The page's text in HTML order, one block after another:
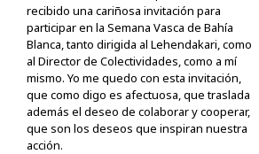
recibido una cariñosa invitación para
participar en la Semana Vasca de Bahía
Blanca, tanto dirigida al Lehendakari, como
al Director de Colectividades, como a mí
mismo. Yo me quedo con esta invitación,
que como digo es afectuosa, que traslada
además el deseo de colaborar y cooperar,
que son los deseos que inspiran nuestra
acción.